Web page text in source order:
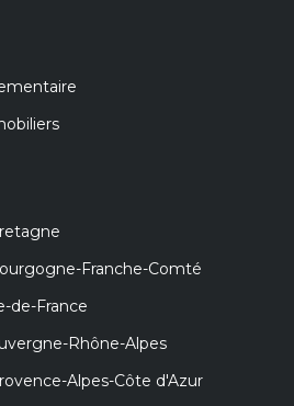
Franche-Comté
de-France
Rhône-Alpes
Alpes-Côte d'Azur